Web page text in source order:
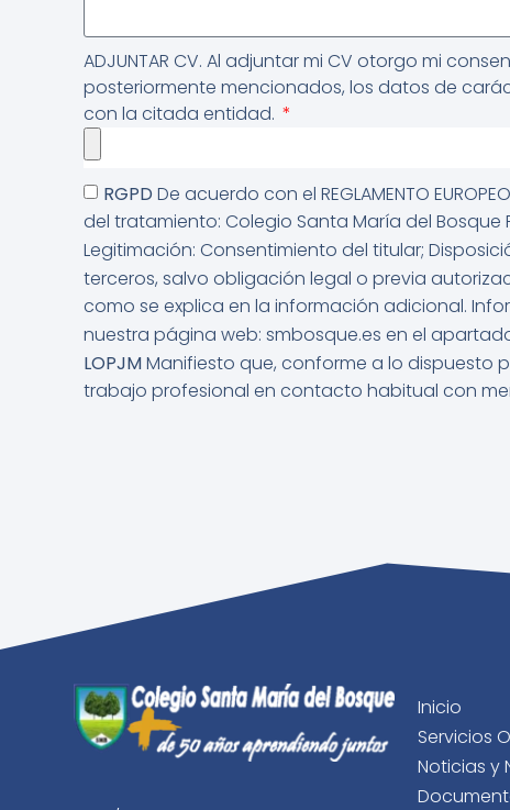
ADJUNTAR CV. Al adjuntar mi CV otorgo mi
posteriormente mencionados, los datos de
con la citada entidad.
RGPDDe acuerdo con el REGLAMENTO
del tratamiento: Colegio Santa María del
Legitimación: Consentimiento del titular;
terceros, salvo obligación legal o previa
como se explica en la información adicional.
nuestra página web: smbosque.es en el
LOPJMManifiesto que, conforme a lo dispuesto
trabajo profesional en contacto habitual con
Inicio
Servicios
Noticias y